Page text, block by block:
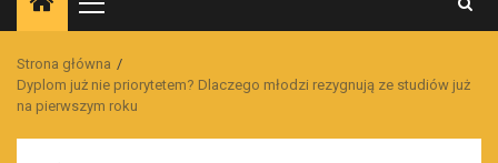
Menu
główne
Strona główna
Dyplom już nie priorytetem? Dlaczego młodzi rezygnują ze studiów już
na pierwszym roku